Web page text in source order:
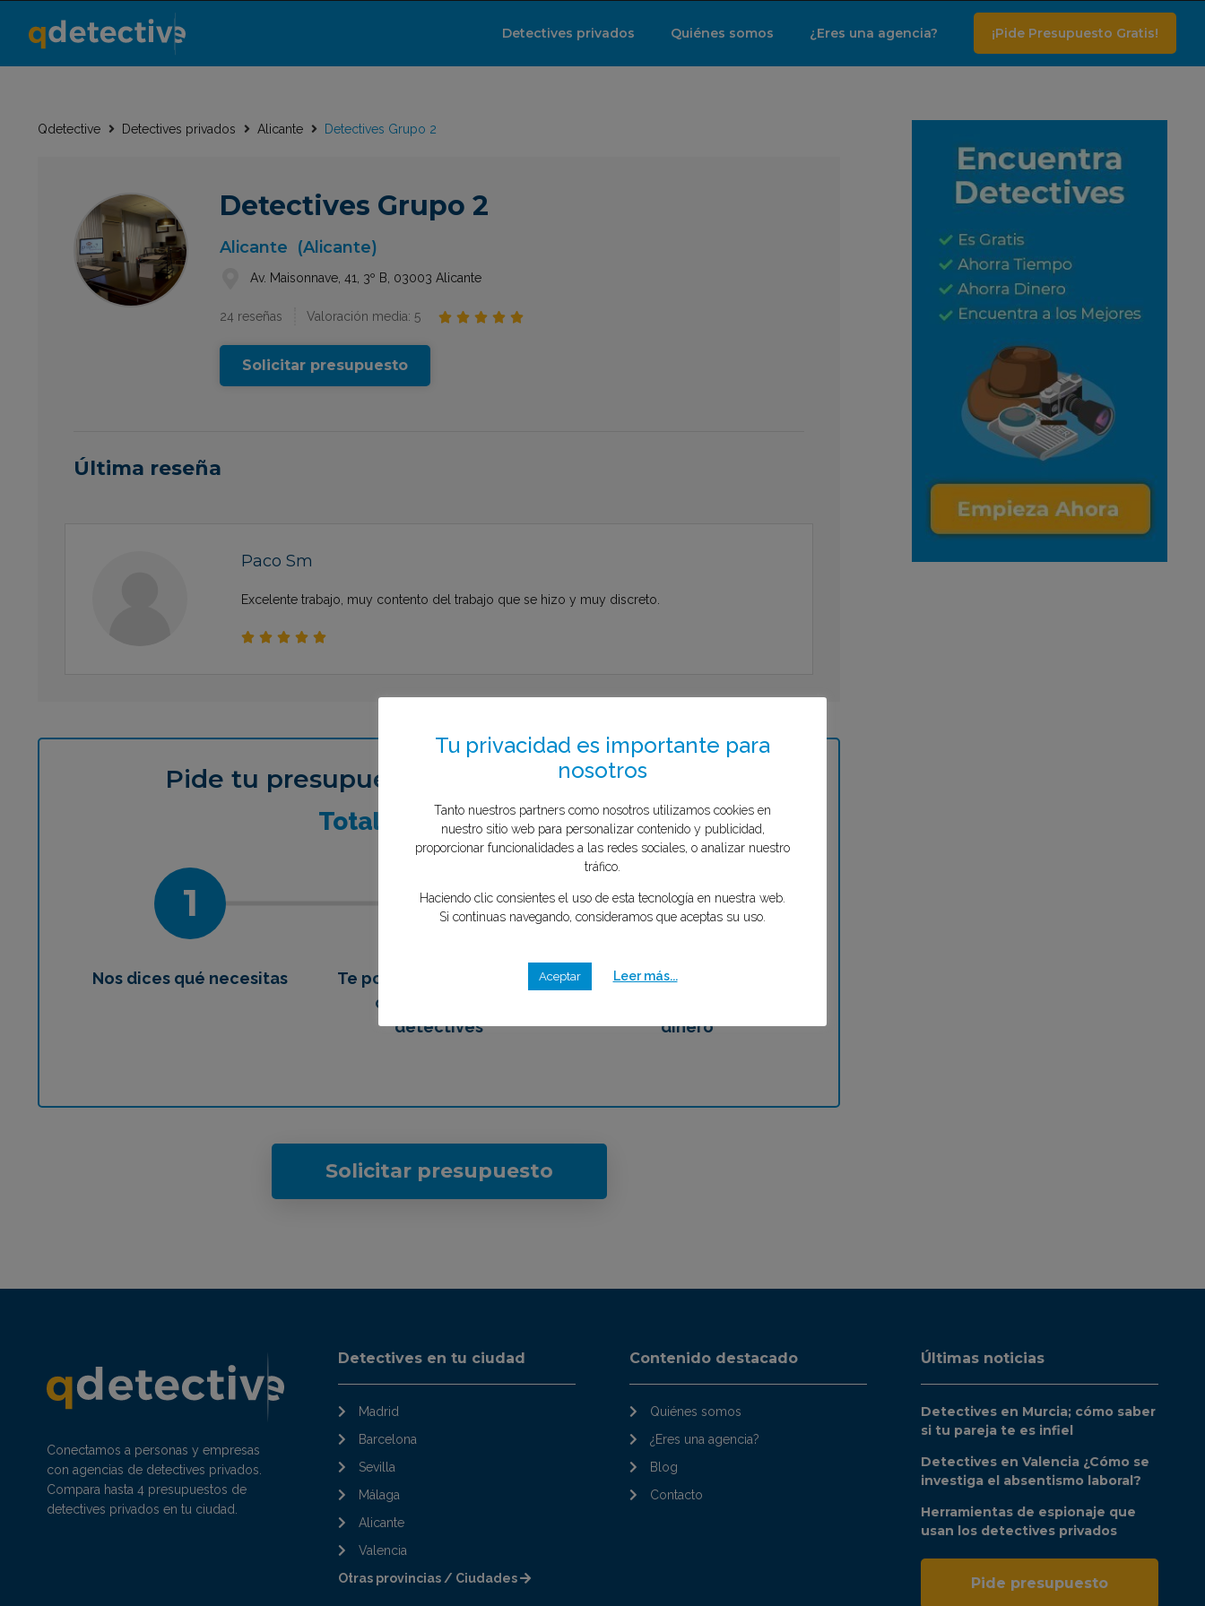
Detectives privados Quiénes somos ¿Eres una agencia? ¡Pide Presupuesto Gratis!
Qdetective Detectives privados Alicante Detectives Grupo 2
Detectives Grupo 2
Alicante (Alicante)
Av. Maisonnave, 41, 3º B, 03003 Alicante
24 reseñas Valoración media: 5     
Solicitar presupuesto
Última reseña
Paco Sm
Excelente trabajo, muy contento del trabajo que se hizo y muy discreto.
    
Pide tu presupuesto el menos de 1 minuto
Totalmente GRATIS
1 2 3
Nos dices qué necesitas
Te ponemos en contacto
con los mejores
detectives
Eliges tu mejor opción,
dinero
Solicitar presupuesto
Conectamos a personas y empresas
con agencias de detectives privados.
Compara hasta 4 presupuestos de
detectives privados en tu ciudad.
Detectives en tu ciudad
Madrid
Barcelona
Sevilla
Málaga
Alicante
Valencia
Otras provincias / Ciudades
Contenido destacado
Quiénes somos
¿Eres una agencia?
Blog
Contacto
Últimas noticias
Detectives en Murcia; cómo saber
si tu pareja te es infiel
Detectives en Valencia ¿Cómo se
investiga el absentismo laboral?
Herramientas de espionaje que
usan los detectives privados
Pide presupuesto
Tu privacidad es importante para
nosotros
Tanto nuestros partners como nosotros utilizamos cookies en
tráfico.
Si continuas navegando, consideramos que aceptas su uso.
¿Qué tipo de caso quieres investigar?*